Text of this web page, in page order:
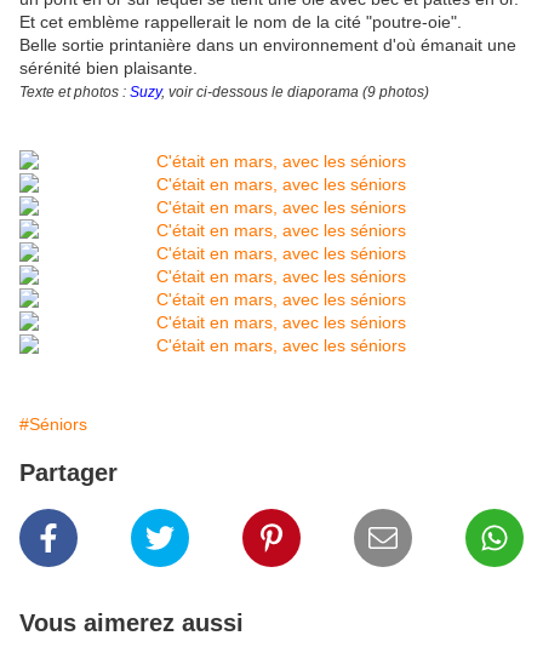
Et cet emblème rappellerait le nom de la cité "poutre-oie".
Belle sortie printanière dans un environnement d'où émanait une
sérénité bien plaisante.
Texte et photos : Suzy, voir ci-dessous le diaporama (9 photos)
#Séniors
Partager
Vous aimerez aussi